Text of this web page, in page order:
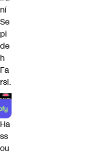
ní
Se
pi
de
h
Fa
rsi.
Ha
ss
ou